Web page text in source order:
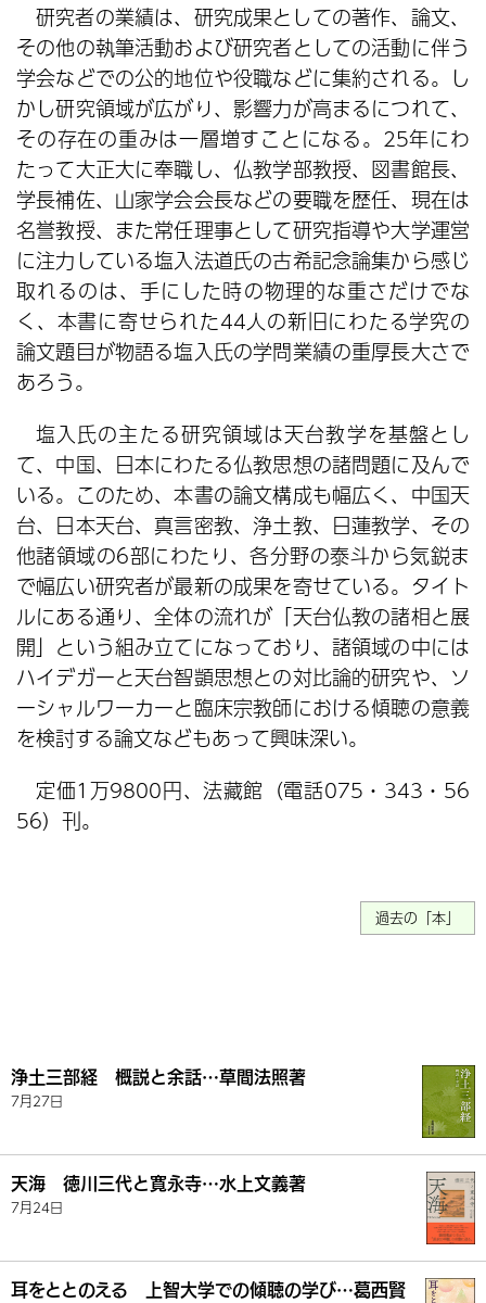
研究者の業績は、研究成果としての著作、論文、
その他の執筆活動および研究者としての活動に伴う
学会などでの公的地位や役職などに集約される。し
かし研究領域が広がり、影響力が高まるにつれて、
その存在の重みは一層増すことになる。25年にわ
たって大正大に奉職し、仏教学部教授、図書館長、
学長補佐、山家学会会長などの要職を歴任、現在は
名誉教授、また常任理事として研究指導や大学運営
に注力している塩入法道氏の古希記念論集から感じ
取れるのは、手にした時の物理的な重さだけでな
く、本書に寄せられた44人の新旧にわたる学究の
論文題目が物語る塩入氏の学問業績の重厚長大さで
あろう。
塩入氏の主たる研究領域は天台教学を基盤とし
て、中国、日本にわたる仏教思想の諸問題に及んで
いる。このため、本書の論文構成も幅広く、中国天
台、日本天台、真言密教、浄土教、日蓮教学、その
他諸領域の6部にわたり、各分野の泰斗から気鋭ま
で幅広い研究者が最新の成果を寄せている。タイト
ルにある通り、全体の流れが「天台仏教の諸相と展
開」という組み立てになっており、諸領域の中には
ハイデガーと天台智顗思想との対比論的研究や、ソ
ーシャルワーカーと臨床宗教師における傾聴の意義
を検討する論文などもあって興味深い。
定価1万9800円、法藏館（電話075・343・56
56）刊。
過去の「本」
浄土三部経 概説と余話…草間法照著
7月27日
天海 徳川三代と寛永寺…水上文義著
7月24日
耳をととのえる 上智大学での傾聴の学び…葛西賢